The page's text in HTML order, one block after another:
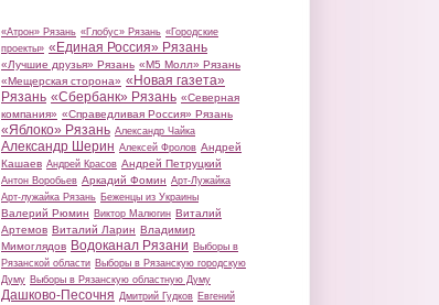
«Атрон» Рязань «Глобус» Рязань «Городские
проекты» «Единая Россия» Рязань
«Лучшие друзья» Рязань «М5 Молл» Рязань
«Мещерская сторона» «Новая газета»
Рязань «Сбербанк» Рязань «Северная
компания» «Справедливая Россия» Рязань
«Яблоко» Рязань Александр Чайка
Александр Шерин Алексей Фролов Андрей
Кашаев Андрей Красов Андрей Петруцкий
Антон Воробьев Аркадий Фомин Арт-Лужайка
Арт-лужайка Рязань Беженцы из Украины
Валерий Рюмин Виктор Малюгин Виталий
Артемов Виталий Ларин Владимир
Мимоглядов Водоканал Рязани Выборы в
Рязанской области Выборы в Рязанскую городскую
Думу Выборы в Рязанскую областную Думу
Дашково-Песочня Дмитрий Гудков Евгений